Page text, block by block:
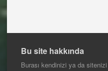
Bu site hakkında
Burası kendinizi ya da